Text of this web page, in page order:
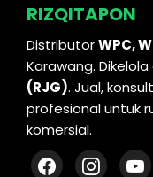
RIZQITAPON
DistributorWPC,
Karawang.
(RJG). Jual,
profesional untuk
komersial.